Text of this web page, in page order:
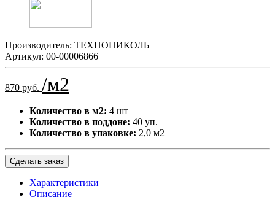
Производитель: ТЕХНОНИКОЛЬ
Артикул: 00-00006866
870 руб. /м2
Количество в м2: 4 шт
Количество в поддоне: 40 уп.
Количество в упаковке: 2,0 м2
Сделать заказ
Характеристики
Описание